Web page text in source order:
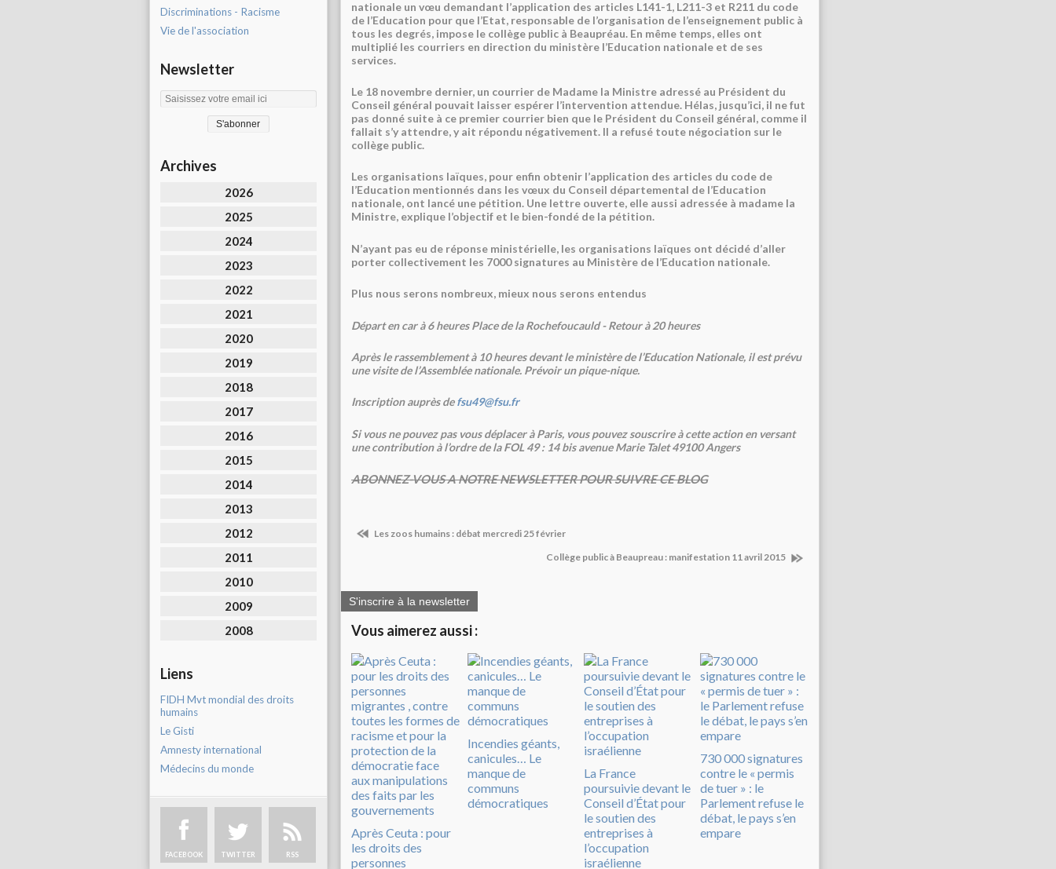
Discriminations - Racisme
Vie de l'association
Newsletter
Archives
2026
2025
2024
2023
2022
2021
2020
2019
2018
2017
2016
2015
2014
2013
2012
2011
2010
2009
2008
Liens
FIDH Mvt mondial des droits
humains
Le Gisti
Amnesty international
Médecins du monde
FACEBOOK TWITTER RSS
nationale un vœu demandant l’application des articles L141-1, L211-3 et R211 du code
de l’Education pour que l’Etat, responsable de l’organisation de l’enseignement public à
tous les degrés, impose le collège public à Beaupréau. En même temps, elles ont
multiplié les courriers en direction du ministère l’Education nationale et de ses
services.
Le 18 novembre dernier, un courrier de Madame la Ministre adressé au Président du
Conseil général pouvait laisser espérer l’intervention attendue. Hélas, jusqu’ici, il ne fut
pas donné suite à ce premier courrier bien que le Président du Conseil général, comme il
fallait s’y attendre, y ait répondu négativement. Il a refusé toute négociation sur le
collège public.
Les organisations laïques, pour enfin obtenir l’application des articles du code de
l’Education mentionnés dans les vœux du Conseil départemental de l’Education
nationale, ont lancé une pétition. Une lettre ouverte, elle aussi adressée à madame la
Ministre, explique l’objectif et le bien-fondé de la pétition.
N’ayant pas eu de réponse ministérielle, les organisations laïques ont décidé d’aller
porter collectivement les 7000 signatures au Ministère de l’Education nationale.
Plus nous serons nombreux, mieux nous serons entendus
Départ en car à 6 heures Place de la Rochefoucauld - Retour à 20 heures
Après le rassemblement à 10 heures devant le ministère de l’Education Nationale, il est prévu
une visite de l’Assemblée nationale. Prévoir un pique-nique.
Inscription auprès defsu49@fsu.fr
Si vous ne pouvez pas vous déplacer à Paris, vous pouvez souscrire à cette action en versant
une contribution à l’ordre de la FOL 49 : 14 bis avenue Marie Talet 49100 Angers
ABONNEZ-VOUS A NOTRE NEWSLETTER POUR SUIVRE CE BLOG
Les zoos humains : débat mercredi 25 février
Collège public à Beaupreau : manifestation 11 avril 2015
S'inscrire à la newsletter
Vous aimerez aussi :
Après Ceuta : pour
les droits des
personnes
Incendies géants,
canicules… Le
manque de
communs
démocratiques
La France
poursuivie devant le
Conseil d’État pour
le soutien des
entreprises à
l’occupation
israélienne
730 000 signatures
contre le « permis
de tuer » : le
Parlement refuse le
débat, le pays s’en
empare